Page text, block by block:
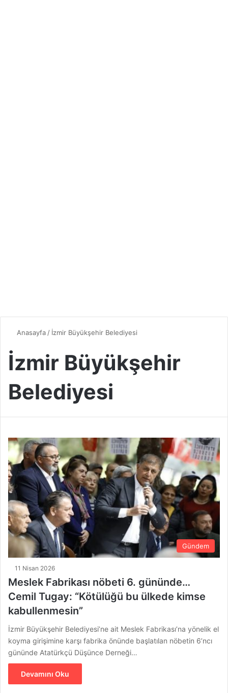
Anasayfa / İzmir Büyükşehir Belediyesi
İzmir Büyükşehir
Belediyesi
Gündem
11 Nisan 2026
Meslek Fabrikası nöbeti 6. gününde…
Cemil Tugay: “Kötülüğü bu ülkede kimse
kabullenmesin”
İzmir Büyükşehir Belediyesi’ne ait Meslek Fabrikası’na yönelik el
koyma girişimine karşı fabrika önünde başlatılan nöbetin 6’ncı
gününde Atatürkçü Düşünce Derneği…
Devamını Oku